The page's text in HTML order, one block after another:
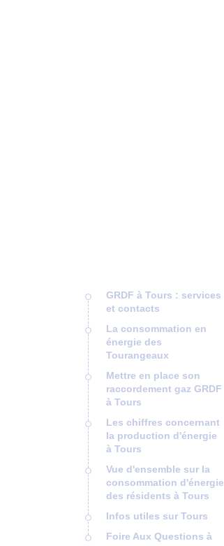
GRDF à Tours : services
et contacts
La consommation en
énergie des
Tourangeaux
Mettre en place son
raccordement gaz GRDF
à Tours
Les chiffres concernant
la production d'énergie
à Tours
Vue d'ensemble sur la
consommation d'énergie
des résidents à Tours
Infos utiles sur Tours
Foire Aux Questions à